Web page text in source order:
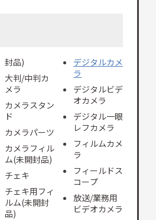
封品)
大判/中判カ
メラ
カメラスタン
ド
カメラパーツ
カメラフィル
ム(未開封品)
チェキ
チェキ用フィ
ルム(未開封
品)
デジタルカメ
ラ
デジタルビデ
オカメラ
デジタル一眼
レフカメラ
フィルムカメ
ラ
フィールドス
コープ
放送/業務用
ビデオカメラ